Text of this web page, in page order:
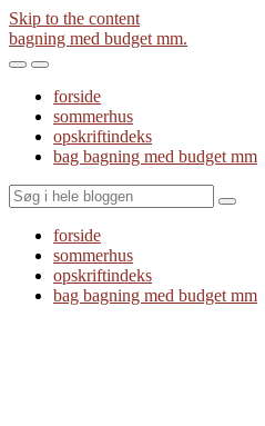
Skip to the content
bagning med budget mm.
Toggle
mobile
menu
Toggle
the
search
field
forside
sommerhus
opskriftindeks
bag bagning med budget mm
Search
forside
sommerhus
opskriftindeks
bag bagning med budget mm